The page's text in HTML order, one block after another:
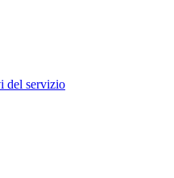
del servizio